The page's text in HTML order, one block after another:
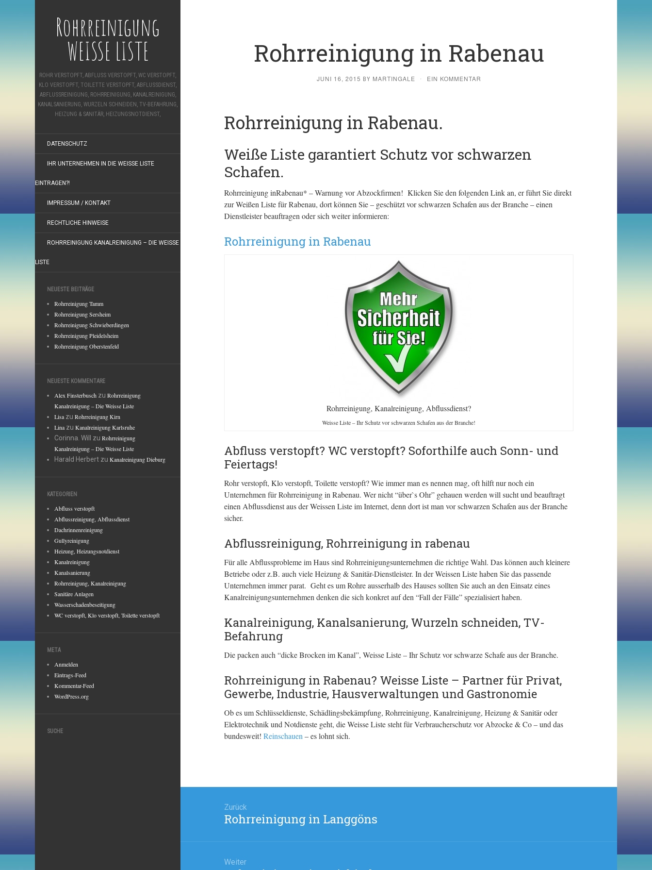
Rohrreinigung
WEISSE LISTE
ROHR VERSTOPFT, ABFLUSS VERSTOPFT, WC VERSTOPFT,
KLO VERSTOPFT, TOILETTE VERSTOPFT, ABFLUSSDIENST,
ABFLUSSREINIGUNG, ROHRREINIGUNG, KANALREINIGUNG,
KANALSANIERUNG, WURZELN SCHNEIDEN, TV-BEFAHRUNG,
HEIZUNG & SANITÄR, HEIZUNGSNOTDIENST,
DATENSCHUTZ
IHR UNTERNEHMEN IN DIE WEISSE LISTE E
INTRAGEN?!
IMPRESSUM / KONTAKT
RECHTLICHE HINWEISE
ROHRREINIGUNG KANALREINIGUNG – DIE WEISSE
LISTE
NEUESTE BEITRÄGE
Rohrreinigung Tamm
Rohrreinigung Sersheim
Rohrreinigung Schwieberdingen
Rohrreinigung Pleidelsheim
Rohrreinigung Oberstenfeld
NEUESTE KOMMENTARE
Alex Finsterbusch zu Rohrreinigung
Kanalreinigung – Die Weisse Liste
Lisa zu Rohrreinigung Kirn
Lina zu Kanalreinigung Karlsruhe
Corinna. Will
zu Rohrreinigung
Kanalreinigung – Die Weisse Liste
Harald Herbert zu Kanalreinigung Dieburg
KATEGORIEN
Abfluss verstopft
Abflussreinigung, Abflussdienst
Dachrinnenreinigung
Gullyreinigung
Heizung, Heizungsnotdienst
Kanalreinigung
Kanalsanierung
Rohrreinigung, Kanalreinigung
Sanitäre Anlagen
Wasserschadenbeseitigung
WC verstopft, Klo verstopft, Toilette verstopft
META
Anmelden
Eintrags-Feed
Kommentar-Feed
WordPress.org
SUCHE
Rohrreinigung in Rabenau
JUNI 16, 2015 BY MARTINGALE · EIN KOMMENTAR
Rohrreinigung in Rabenau.
Weiße Liste garantiert Schutz vor schwarzen
Schafen.
Rohrreinigung inRabenau* – Warnung vor Abzockfirmen! Klicken Sie den folgenden Link an, er führt Sie direkt
zur Weißen Liste für Rabenau, dort können Sie – geschützt vor schwarzen Schafen aus der Branche – einen
Dienstleister beauftragen oder sich weiter informieren:
Rohrreinigung in Rabenau
Rohrreinigung, Kanalreinigung, Abflussdienst?
Weisse Liste – Ihr Schutz vor schwarzen Schafen aus der Branche!
Abfluss verstopft? WC verstopft? Soforthilfe auch Sonn- und
Feiertags!
Rohr verstopft, Klo verstopft, Toilette verstopft? Wie immer man es nennen mag, oft hilft nur noch ein
Unternehmen für Rohrreinigung in Rabenau. Wer nicht “über`s Ohr” gehauen werden will sucht und beauftragt
einen Abflussdienst aus der Weissen Liste im Internet, denn dort ist man vor schwarzen Schafen aus der Branche
sicher.
Abflussreinigung, Rohrreinigung in rabenau
Für alle Abflussprobleme im Haus sind Rohrreinigungsunternehmen die richtige Wahl. Das können auch kleinere
Betriebe oder z.B. auch viele Heizung & Sanitär-Dienstleister. In der Weissen Liste haben Sie das passende
Unternehmen immer parat. Geht es um Rohre ausserhalb des Hauses sollten Sie auch an den Einsatz eines
Kanalreinigungsunternehmen denken die sich konkret auf den “Fall der Fälle” spezialisiert haben.
Kanalreinigung, Kanalsanierung, Wurzeln schneiden, TV-
Befahrung
Die packen auch “dicke Brocken im Kanal”, Weisse Liste – Ihr Schutz vor schwarze Schafe aus der Branche.
Rohrreinigung in Rabenau? Weisse Liste – Partner für Privat,
Gewerbe, Industrie, Hausverwaltungen und Gastronomie
Ob es um Schlüsseldienste, Schädlingsbekämpfung, Rohrreinigung, Kanalreinigung, Heizung & Sanitär oder
Elektrotechnik und Notdienste geht, die Weisse Liste steht für Verbraucherschutz vor Abzocke & Co – und das
bundesweit! Reinschauen – es lohnt sich.
Zurück
Vorheriger
Rohrreinigung in Langgöns
Weiter